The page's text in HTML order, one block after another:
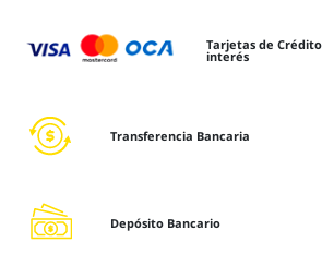
Tarjetas de
interés
Transferencia Bancaria
Depósito Bancario